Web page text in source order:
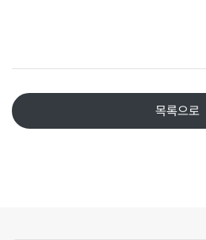
목록으로